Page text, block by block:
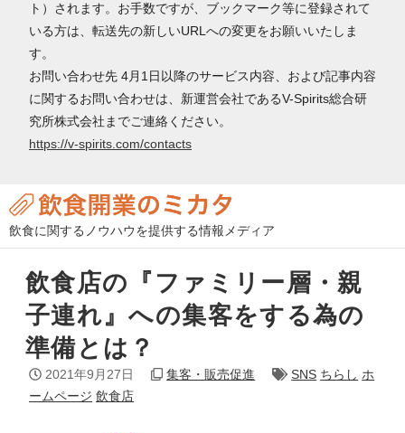
ト）されます。お手数ですが、ブックマーク等に登録されて
いる方は、転送先の新しいURLへの変更をお願いいたしま
す。
お問い合わせ先 4月1日以降のサービス内容、および記事内容
に関するお問い合わせは、新運営会社であるV-Spirits総合研
究所株式会社までご連絡ください。
https://v-spirits.com/contacts
飲食に関するノウハウを提供する情報メディア
飲食店の『ファミリー層・親
子連れ』への集客をする為の
準備とは？
2021年9月27日 集客・販売促進 SNS ちらし ホ
ームページ 飲食店